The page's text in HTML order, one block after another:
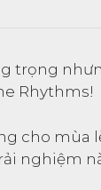
trọng
Rhythms!
cho mùa
nghiệm